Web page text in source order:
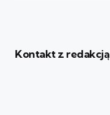
Kontakt z redakcją